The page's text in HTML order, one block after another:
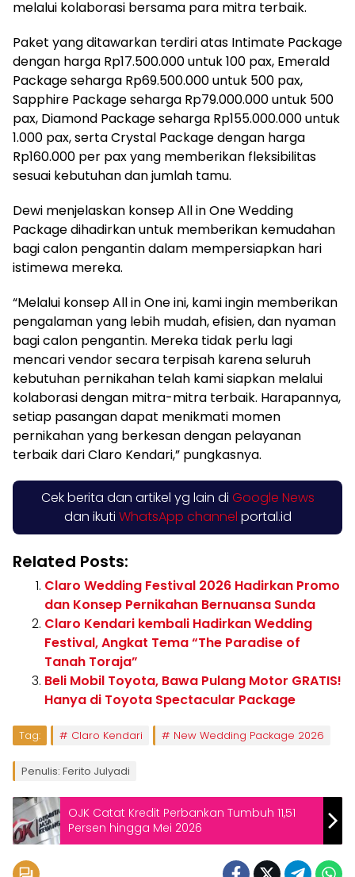
melalui kolaborasi bersama para mitra terbaik.
Paket yang ditawarkan terdiri atas Intimate Package
dengan harga Rp17.500.000 untuk 100 pax, Emerald
Package seharga Rp69.500.000 untuk 500 pax,
Sapphire Package seharga Rp79.000.000 untuk 500
pax, Diamond Package seharga Rp155.000.000 untuk
1.000 pax, serta Crystal Package dengan harga
Rp160.000 per pax yang memberikan fleksibilitas
sesuai kebutuhan dan jumlah tamu.
Dewi menjelaskan konsep All in One Wedding
Package dihadirkan untuk memberikan kemudahan
bagi calon pengantin dalam mempersiapkan hari
istimewa mereka.
“Melalui konsep All in One ini, kami ingin memberikan
pengalaman yang lebih mudah, efisien, dan nyaman
bagi calon pengantin. Mereka tidak perlu lagi
mencari vendor secara terpisah karena seluruh
kebutuhan pernikahan telah kami siapkan melalui
kolaborasi dengan mitra-mitra terbaik. Harapannya,
setiap pasangan dapat menikmati momen
pernikahan yang berkesan dengan pelayanan
terbaik dari Claro Kendari,” pungkasnya.
Cek berita dan artikel yg lain di Google News
dan ikuti WhatsApp channel portal.id
Related Posts:
Claro Wedding Festival 2026 Hadirkan Promo
dan Konsep Pernikahan Bernuansa Sunda
Claro Kendari kembali Hadirkan Wedding
Festival, Angkat Tema “The Paradise of
Tanah Toraja”
Beli Mobil Toyota, Bawa Pulang Motor GRATIS!
Hanya di Toyota Spectacular Package
Tag: Claro Kendari New Wedding Package 2026
Penulis: Ferito Julyadi
OJK Catat Kredit Perbankan Tumbuh 11,51
Persen hingga Mei 2026